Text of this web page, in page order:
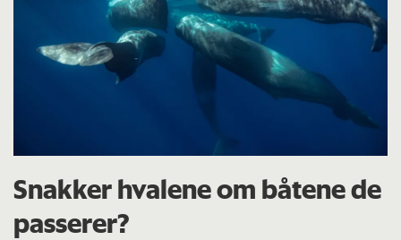
Snakker hvalene om båtene de
passerer?